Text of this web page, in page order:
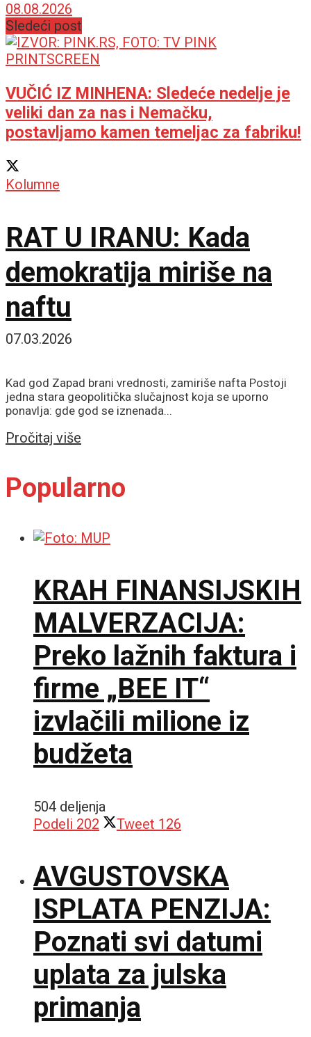
08.08.2026
Sledeći post
VUČIĆ IZ MINHENA: Sledeće nedelje je
veliki dan za nas i Nemačku,
postavljamo kamen temeljac za fabriku!
Kolumne
RAT U IRANU: Kada
demokratija miriše na
naftu
07.03.2026
Kad god Zapad brani vrednosti, zamiriše nafta Postoji
jedna stara geopolitička slučajnost koja se uporno
ponavlja: gde god se iznenada...
Pročitaj više
Popularno
KRAH FINANSIJSKIH
MALVERZACIJA:
Preko lažnih faktura i
firme „BEE IT“
izvlačili milione iz
budžeta
504 deljenja
Podeli 202 Tweet 126
AVGUSTOVSKA
ISPLATA PENZIJA:
Poznati svi datumi
uplata za julska
primanja